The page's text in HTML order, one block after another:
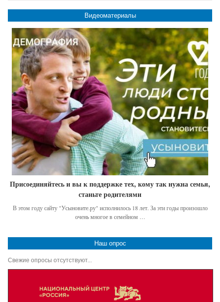
Видеоматериалы
Присоединяйтесь и вы к поддержке тех, кому так нужна семья,
станьте родителями
В этом году сайту "Усыновите.ру" исполнилось 18 лет. За эти годы произошло
очень многое в семейном …
Наш опрос
Свежие опросы отсутствуют...